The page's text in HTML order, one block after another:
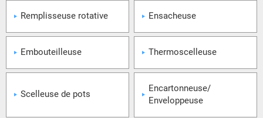
Remplisseuse rotative Ensacheuse
Embouteilleuse Thermoscelleuse
Scelleuse de pots
Encartonneuse/
Enveloppeuse